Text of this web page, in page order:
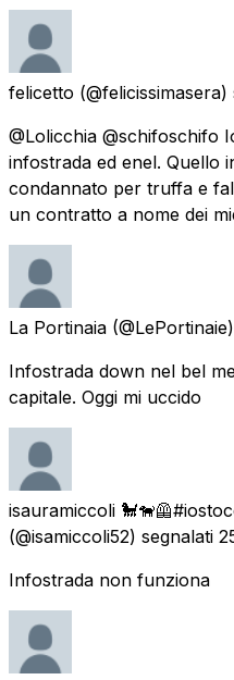
felicetto (@felicissimasera)
@Lolicchia @schifoschifo
infostrada ed enel. Quello
condannato per truffa e
un contratto a nome dei
La Portinaia
Infostrada down nel bel
capitale. Oggi mi uccido
isauramiccoli
(@isamiccoli52) segnalati
Infostrada non funziona